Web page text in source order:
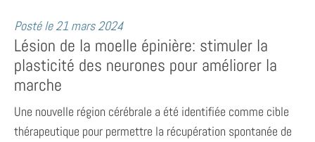
Posté le21 mars 2024
Lésion de la moelle épinière: stimuler la
plasticité des neurones pour améliorer la
marche
Une nouvelle région cérébrale a été identifiée comme cible
thérapeutique pour permettre la récupération spontanée de